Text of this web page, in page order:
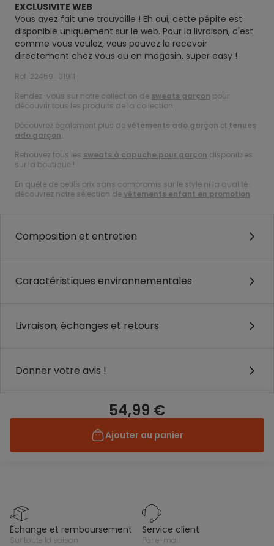
EXCLUSIVITE WEB
Vous avez fait une trouvaille ! Eh oui, cette pépite est
disponible uniquement sur le web. Pour la livraison, c'est
comme vous voulez, vous pouvez la recevoir
directement chez vous ou en magasin, super easy !
Ref. 22459_01911
Rendez-vous sur notre collection de sweats garçon pour
découvrir tous les produits de la collection.
Découvrez également plus devêtements ado garçon et tenues
ado garçon.
Retrouvez tous les sweats à capuche pour garçon disponibles
sur la boutique !
En quête de petits prix sans compromis sur le style ni la qualité :
découvrez notre sélection devêtements enfant en promotion.
Composition et entretien
Caractéristiques environnementales
Livraison, échanges et retours
Donner votre avis !
54,99 €
Ajouter au panier
échange et remboursement
sur toute la saison
service client
par e-mail